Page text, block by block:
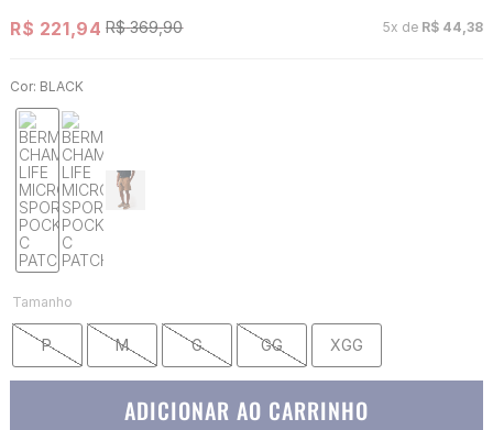
R$ 221,94 R$ 369,90 5x de R$ 44 ,38
Cor: BLACK
Tamanho
P M G GG XGG
ADICIONAR AO CARRINHO